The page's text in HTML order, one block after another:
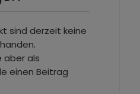
sind derzeit keine
aber als
einen Beitrag